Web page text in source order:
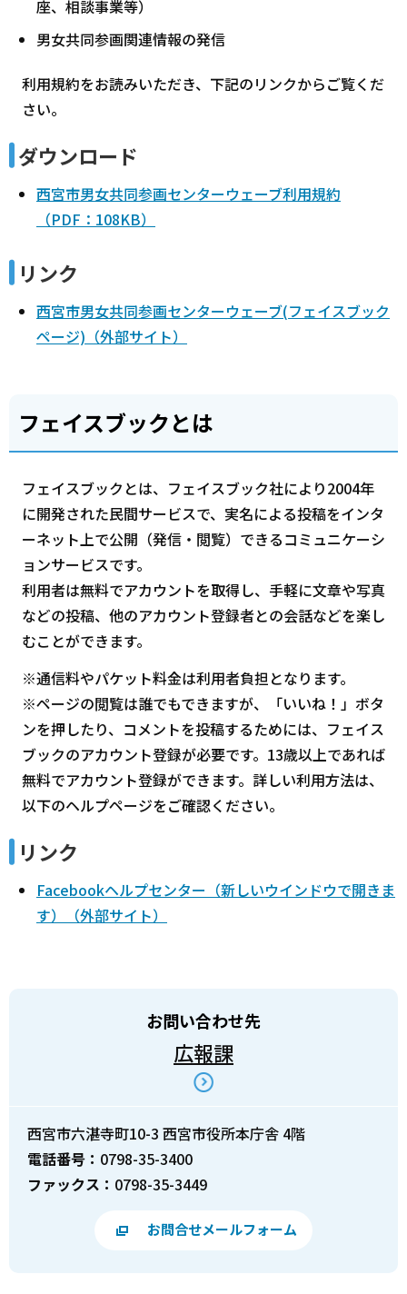
座、相談事業等）
男女共同参画関連情報の発信
利用規約をお読みいただき、下記のリンクからご覧くだ
さい。
ダウンロード
西宮市男女共同参画センターウェーブ利用規約
（PDF：108KB）
リンク
西宮市男女共同参画センターウェーブ(フェイスブック
ページ)（外部サイト）
フェイスブックとは
フェイスブックとは、フェイスブック社により2004年
に開発された民間サービスで、実名による投稿をインタ
ーネット上で公開（発信・閲覧）できるコミュニケーシ
ョンサービスです。
利用者は無料でアカウントを取得し、手軽に文章や写真
などの投稿、他のアカウント登録者との会話などを楽し
むことができます。
※通信料やパケット料金は利用者負担となります。
※ページの閲覧は誰でもできますが、「いいね！」ボタ
ンを押したり、コメントを投稿するためには、フェイス
ブックのアカウント登録が必要です。13歳以上であれば
無料でアカウント登録ができます。詳しい利用方法は、
以下のヘルプページをご確認ください。
リンク
Facebookヘルプセンター（新しいウインドウで開きま
す）（外部サイト）
お問い合わせ先
広報課
西宮市六湛寺町10-3 西宮市役所本庁舎 4階
電話番号： 0798-35-3400
ファックス： 0798-35-3449
お問合せメールフォーム